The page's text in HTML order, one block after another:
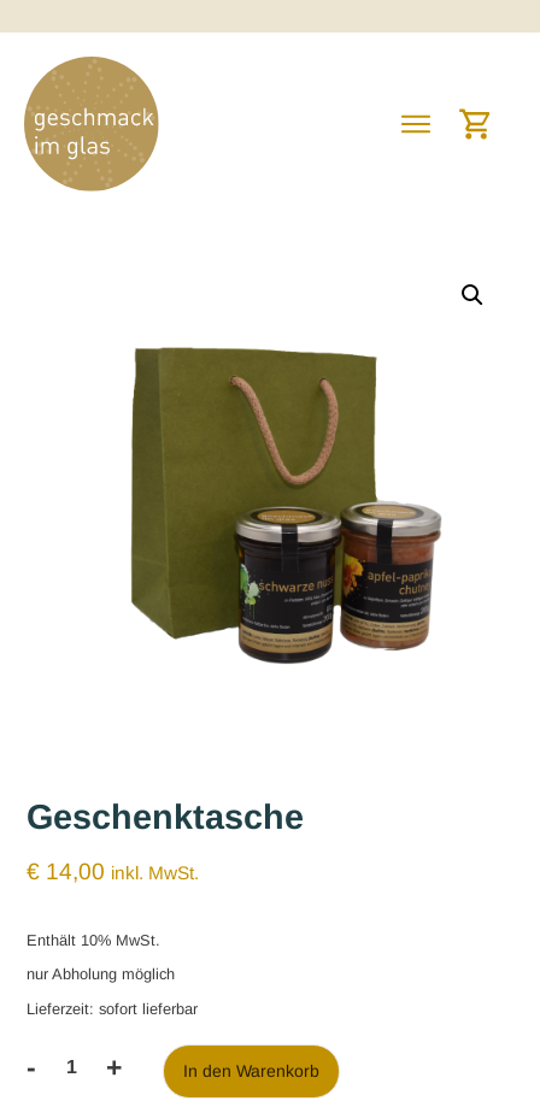
Geschenktasche
€ 14,00 inkl. MwSt.
Enthält 10% MwSt.
nur Abholung möglich
Lieferzeit: sofort lieferbar
-Geschenktasche
+ In den Warenkorb